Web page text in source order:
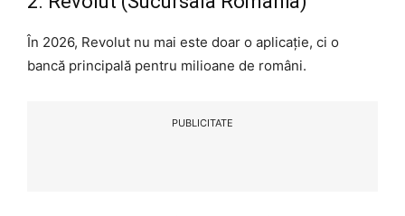
În 2026, Revolut nu mai este doar o aplicație, ci o
bancă principală pentru milioane de români.
PUBLICITATE